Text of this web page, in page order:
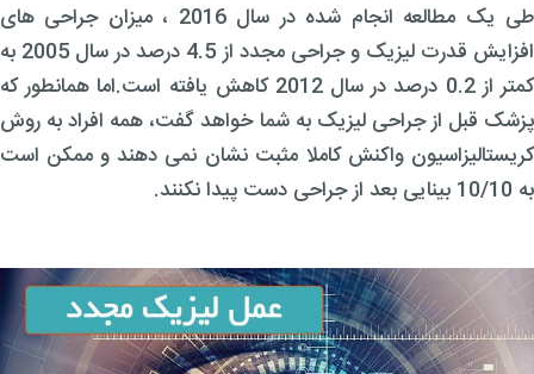
طی یک مطالعه انجام شده در سال 2016 ، میزان جراحی های
افزایش قدرت لیزیک و جراحی مجدد از 4.5 درصد در سال 2005 به
کمتر از 0.2 درصد در سال 2012 کاهش یافته است.اما همانطور که
پزشک قبل از جراحی لیزیک به شما خواهد گفت، همه افراد به روش
کریستالیزاسیون واکنش کاملا مثبت نشان نمی دهند و ممکن است
به 10/10 بینایی بعد از جراحی دست پیدا نکنند.